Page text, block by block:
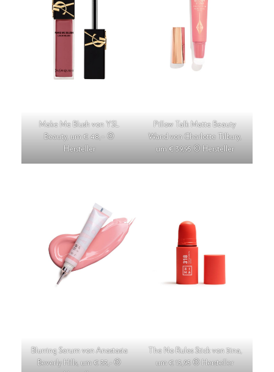
Make Me Blush von YSL
Beauty, um € 48,– ©
Hersteller
Pillow Talk Matte Beauty
Wand von Charlotte Tilbury,
um € 39,95 © Hersteller
Blurring Serum von Anastasia
Beverly Hills, um € 33,- ©
The No Rules Stick von 3ina,
um € 15,95 © Hersteller